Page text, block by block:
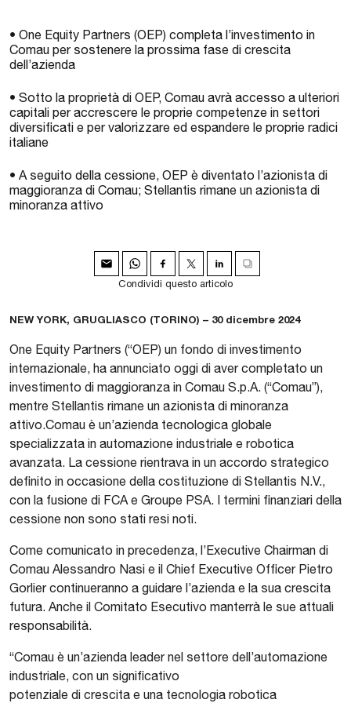
• One Equity Partners (OEP) completa l’investimento in
Comau per sostenere la prossima fase di crescita
dell’azienda
• Sotto la proprietà di OEP, Comau avrà accesso a ulteriori
capitali per accrescere le proprie competenze in settori
diversificati e per valorizzare ed espandere le proprie radici
italiane
• A seguito della cessione, OEP è diventato l’azionista di
maggioranza di Comau; Stellantis rimane un azionista di
minoranza attivo
Condividi questo articolo
NEW YORK, GRUGLIASCO (TORINO) – 30 dicembre 2024
One Equity Partners (“OEP) un fondo di investimento
internazionale, ha annunciato oggi di aver completato un
investimento di maggioranza in Comau S.p.A. (“Comau”),
mentre Stellantis rimane un azionista di minoranza
attivo.Comau è un’azienda tecnologica globale
specializzata in automazione industriale e robotica
avanzata. La cessione rientrava in un accordo strategico
definito in occasione della costituzione di Stellantis N.V.,
con la fusione di FCA e Groupe PSA. I termini finanziari della
cessione non sono stati resi noti.
Come comunicato in precedenza, l’Executive Chairman di
Comau Alessandro Nasi e il Chief Executive Officer Pietro
Gorlier continueranno a guidare l’azienda e la sua crescita
futura. Anche il Comitato Esecutivo manterrà le sue attuali
responsabilità.
“Comau è un’azienda leader nel settore dell’automazione
industriale, con un significativo
potenziale di crescita e una tecnologia robotica